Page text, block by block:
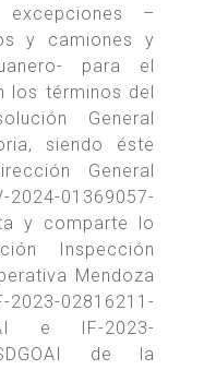
–
y camiones y
para el
los términos del
General
siendo éste
General
01369057-
y comparte lo
Inspección
Mendoza
02816211-
e IF-2023-
#SDGOAI de la